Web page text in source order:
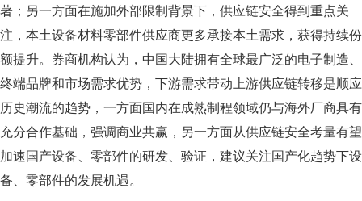
著；另一方面在施加外部限制背景下，供应链安全得到重点关
注，本土设备材料零部件供应商更多承接本土需求，获得持续份
额提升。券商机构认为，中国大陆拥有全球最广泛的电子制造、
终端品牌和市场需求优势，下游需求带动上游供应链转移是顺应
历史潮流的趋势，一方面国内在成熟制程领域仍与海外厂商具有
充分合作基础，强调商业共赢，另一方面从供应链安全考量有望
加速国产设备、零部件的研发、验证，建议关注国产化趋势下设
备、零部件的发展机遇。